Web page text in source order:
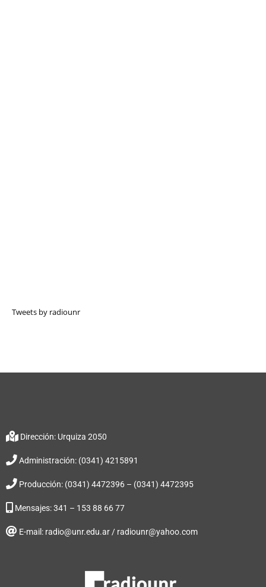
Tweets by radiounr
Dirección: Urquiza 2050
Administración: (0341) 4215891
Producción: (0341) 4472396 – (0341) 4472395
Mensajes: 341 – 153 88 66 77
E-mail: radio@unr.edu.ar / radiounr@yahoo.com